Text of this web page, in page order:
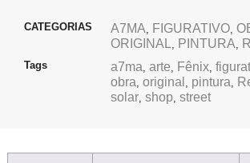
CATEGORIAS A7MA, FIGURATIVO,
ORIGINAL, PINTURA,
Tags a7ma, arte, Fênix,
obra, original , pintura,
solar, shop, street